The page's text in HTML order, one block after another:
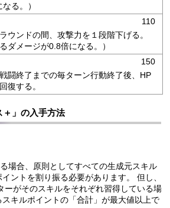
る。）
110
ウンドの間、攻撃力を１段階下げる。
ダメージが0.8倍になる。）
150
闘終了までの毎ターン行動終了後、HP
復する。
＋」の入手方法
場合、原則としてすべての生成元スキル
ントを割り振る必要があります。
但し、
ーがそのスキルをそれぞれ習得している場
キルポイントの「合計」が最大値以上で